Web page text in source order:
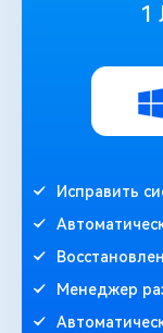
1
Исправить
Менеджер